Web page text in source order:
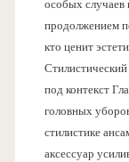
особых случаев
продолжением
кто ценит
под контекст
головных
стилистике
аксессуар